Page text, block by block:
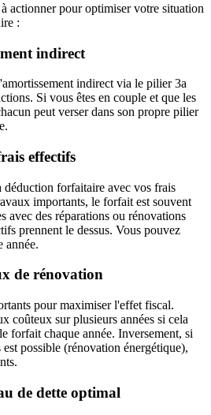
actionner pour optimiser votre situation
:
indirect
indirect via le pilier 3a
Si vous êtes en couple et que les
peut verser dans son propre pilier
effectifs
déduction forfaitaire avec vos frais
importants, le forfait est souvent
avec des réparations ou rénovations
prennent le dessus. Vous pouvez
année.
de rénovation
pour maximiser l'effet fiscal.
coûteux sur plusieurs années si cela
forfait chaque année. Inversement, si
possible (rénovation énergétique),
de dette optimal